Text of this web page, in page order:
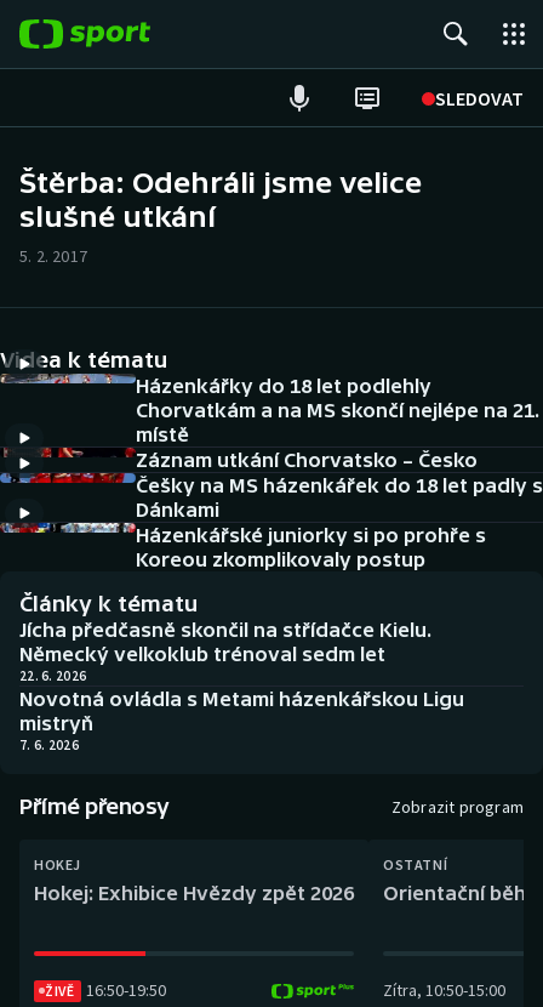
SLEDOVAT
Hokej
Cyklistika
DALŠÍ SPORTY
Americký fotbal
Baseball a softbal
Basketbal
Biatlon
Boby a skeleton
Box
Dostihy
NEPŘEHLÉDNĚTE
Historické návraty
Aplikace ČT sport
AZ kvíz
Štěrba: Odehráli jsme velice
slušné utkání
5. 2. 2017
Videa k tématu
Házenkářky do 18 let podlehly
Chorvatkám a na MS skončí nejlépe na 21.
místě
Záznam utkání Chorvatsko – Česko
Češky na MS házenkářek do 18 let padly s
Dánkami
Házenkářské juniorky si po prohře s
Koreou zkomplikovaly postup
Články k tématu
Jícha předčasně skončil na střídačce Kielu.
Německý velkoklub trénoval sedm let
22. 6. 2026
Novotná ovládla s Metami házenkářskou Ligu
mistryň
7. 6. 2026
Přímé přenosy Zobrazit program
HOKEJ
Hokej: Exhibice Hvězdy zpět 2026
ŽIVĚ 16:50-19:50
OSTATNÍ
Orientační běh:
Zítra, 10:50-15:00